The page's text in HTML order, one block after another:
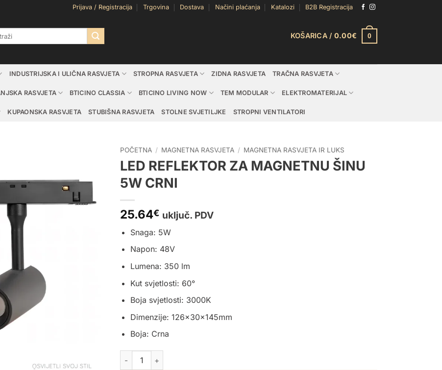
Prijava / Registracija Trgovina Dostava Načini plaćanja Katalozi B2B Registracija
KOŠARICA / 0.00€ 0
INDUSTRIJSKA I ULIČNA RASVJETA STROPNA RASVJETA ZIDNA RASVJETA TRAČNA RASVJETA
RASVJETA BTICINO CLASSIA BTICINO LIVING NOW TEM MODULAR ELEKTROMATERIJAL
KUPAONSKA RASVJETA STUBIŠNA RASVJETA STOLNE SVJETILJKE STROPNI VENTILATORI
POČETNA / MAGNETNA RASVJETA / MAGNETNA RASVJETA IR LUKS
LED REFLEKTOR ZA MAGNETNU ŠINU
5W CRNI
25.64€ uključ. PDV
Snaga: 5W
Napon: 48V
Lumena: 350 lm
Kut svjetlosti: 60°
Boja svjetlosti: 3000K
Dimenzije: 126x30x145mm
Boja: Crna
LED REFLEKTOR ZA MAGNETNU ŠINU 5W CRNI količina